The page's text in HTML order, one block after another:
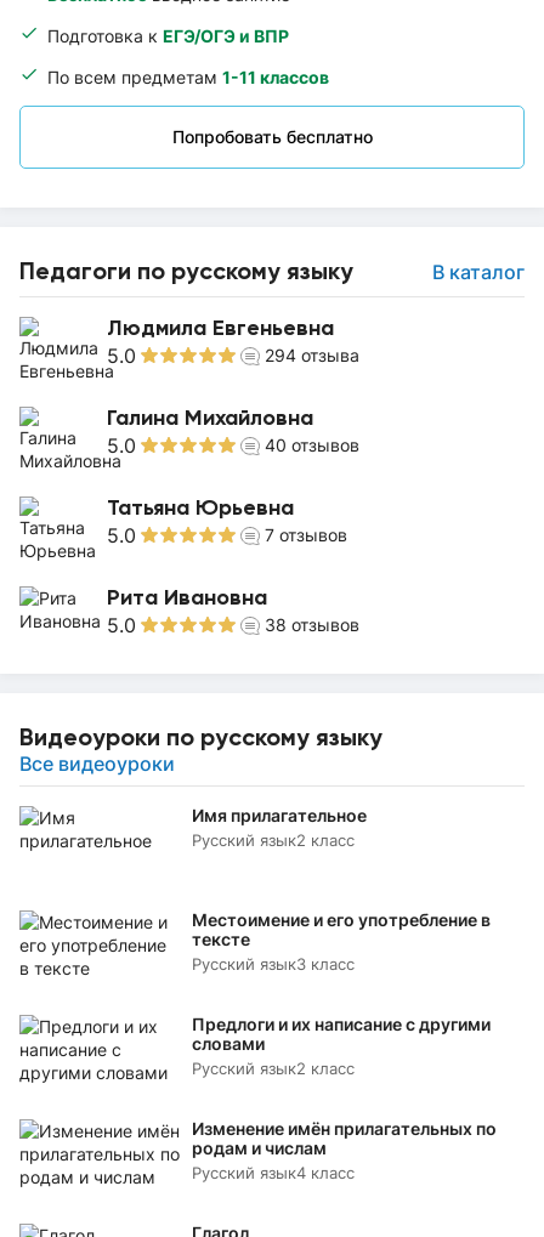
Подготовка к ЕГЭ/ОГЭ и ВПР
По всем предметам 1-11 классов
Попробовать бесплатно
Педагоги по русскому языку В каталог
Людмила Евгеньевна
5.0 294 отзыва
Галина Михайловна
5.0 40 отзывов
Татьяна Юрьевна
5.0 7 отзывов
Рита Ивановна
5.0 38 отзывов
Видеоуроки по русскому языку
Все видеоуроки
Имя прилагательное
Русский язык2 класс
Местоимение и его употребление в
тексте
Русский язык3 класс
Предлоги и их написание с другими
словами
Русский язык2 класс
Изменение имён прилагательных по
родам и числам
Русский язык4 класс
Глагол